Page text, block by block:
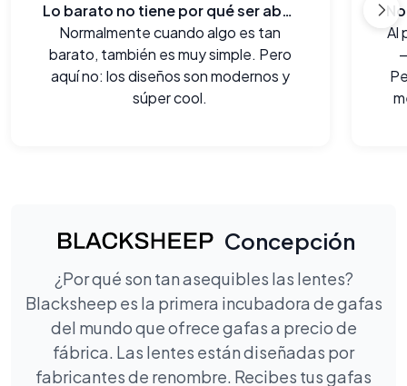
Lo barato no tiene por qué ser aburrido!
Normalmente cuando algo es tan
barato, también es muy simple. Pero
aquí no: los diseños son modernos y
súper cool.
Al
Concepción
¿Por qué son tan asequibles las lentes?
Blacksheep es la primera incubadora de gafas
del mundo que ofrece gafas a precio de
fábrica. Las lentes están diseñadas por
fabricantes de renombre. Recibes tus gafas